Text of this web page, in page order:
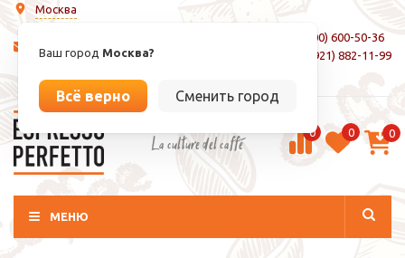
Москва
Ваш город Москва?
Всё верно Сменить город
info@espressoperfetto.ru
8 (800) 600-50-36
+7 (921) 882-11-99
La culture del caffé 0 0 0
МЕНЮ